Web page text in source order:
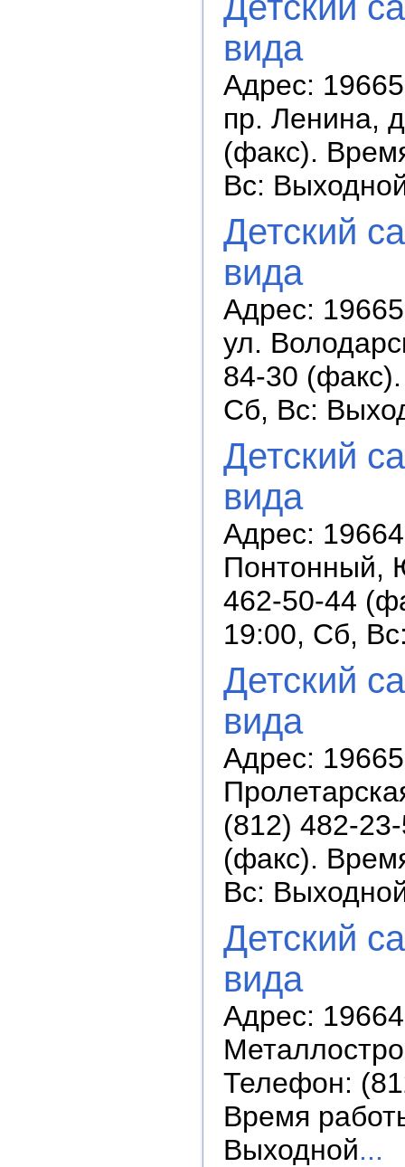
вида
Адрес:
пр. Ленина,
(факс).
Вс:
Детский
вида
Адрес:
ул.
84-30
Сб, Вс:
Детский
вида
Адрес:
Понтонный,
462-50-44
19:00, Сб,
Детский
вида
Адрес:
(812) 482-
(факс).
Вс:
Детский
вида
Адрес:
Телефон:
Время
Выходной...